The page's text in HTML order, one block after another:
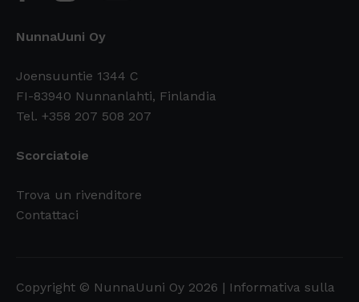
NunnaUuni Oy
Joensuuntie 1344 C
FI-83940 Nunnanlahti, Finlandia
Tel. +358 207 508 207
Scorciatoie
Trova un rivenditore
Contattaci
Copyright © NunnaUuni Oy 2026 | Informativa sulla